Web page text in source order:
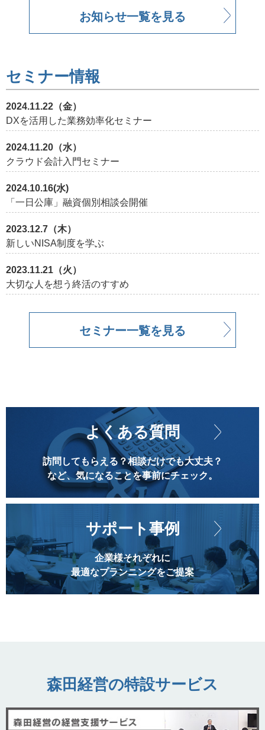
お知らせ一覧を見る
セミナー情報
2024.11.22（金）
DXを活用した業務効率化セミナー
2024.11.20（水）
クラウド会計入門セミナー
2024.10.16(水)
「一日公庫」融資個別相談会開催
2023.12.7（木）
新しいNISA制度を学ぶ
2023.11.21（火）
大切な人を想う終活のすすめ
セミナー一覧を見る
よくある質問
訪問してもらえる？相談だけでも大丈夫？
など、気になることを事前にチェック。
サポート事例
企業様それぞれに
最適なプランニングをご提案
森田経営の特設サービス